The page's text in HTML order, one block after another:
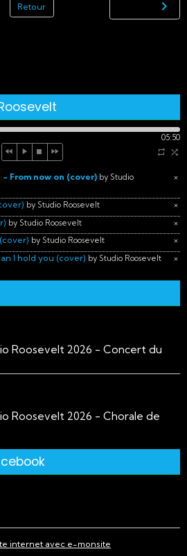
Retour
05:50
×
From now on (cover) by Studio
×
by Studio Roosevelt
×
by Studio Roosevelt
×
by Studio Roosevelt
×
I hold you (cover) by Studio Roosevelt
Roosevelt 2026 - Concert du
Roosevelt 2026 - Chorale de
internet avec e-monsite